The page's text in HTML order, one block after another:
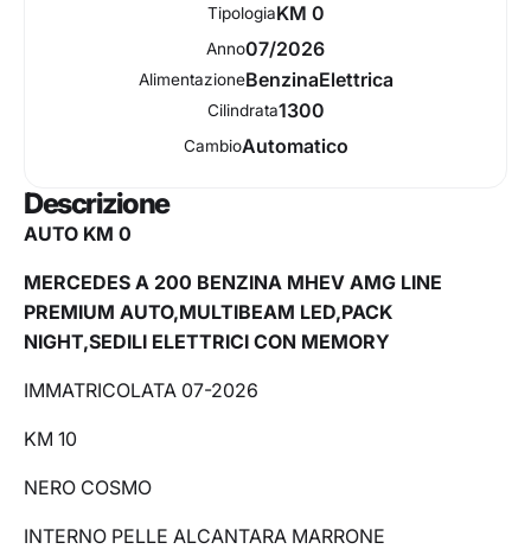
TipologiaKM 0
Anno07/2026
AlimentazioneBenzinaElettrica
Cilindrata1300
CambioAutomatico
Descrizione
AUTO KM 0
MERCEDES A 200 BENZINA MHEV AMG LINE
PREMIUM AUTO,MULTIBEAM LED,PACK
NIGHT,SEDILI ELETTRICI CON MEMORY
IMMATRICOLATA 07-2026
KM 10
NERO COSMO
INTERNO PELLE ALCANTARA MARRONE